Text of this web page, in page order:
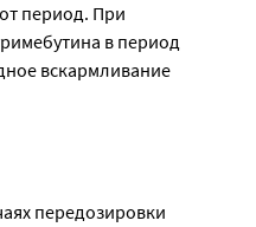
период. При
в период
вскармливание
передозировки